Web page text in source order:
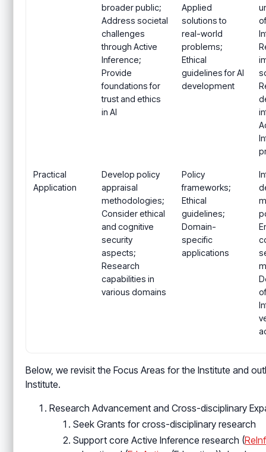
broader public;
Address societal
challenges
through Active
Inference;
Provide
foundations for
trust and ethics
in AI
Applied
solutions to
real-world
problems;
Ethical
guidelines for AI
development
Practical
Application
Develop policy
appraisal
methodologies;
Consider ethical
and cognitive
security
aspects;
Research
capabilities in
various domains
Policy
frameworks;
Ethical
guidelines;
Domain-
specific
applications
Below, we revisit the Focus Areas for the Institute and
Institute.
Research Advancement and Cross-disciplinary
Seek Grants for cross-disciplinary research
Support core Active Inference research (